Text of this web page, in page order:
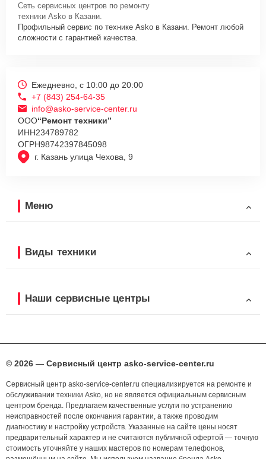
Сеть сервисных центров по ремонту
техники Asko в Казани.
Профильный сервис по технике Asko в Казани. Ремонт любой
сложности с гарантией качества.
г. Казань улица Чехова, 9
Ежедневно, с 10:00 до 20:00
+7 (843) 254-64-35
info@asko-service-center.ru
ООО“Ремонт техники”
ИНН234789782
ОГРН98742397845098
Меню
Виды техники
Наши сервисные центры
© 2026 — Сервисный центр asko-service-center.ru
Сервисный центр asko-service-center.ru специализируется на ремонте и
обслуживании техники Asko, но не является официальным сервисным
центром бренда. Предлагаем качественные услуги по устранению
неисправностей после окончания гарантии, а также проводим
диагностику и настройку устройств. Указанные на сайте цены носят
предварительный характер и не считаются публичной офертой — точную
стоимость уточняйте у наших мастеров по номерам телефонов,